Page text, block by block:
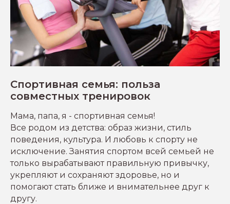
Спортивная семья: польза
совместных тренировок
Мама, папа, я - спортивная семья!
Все родом из детства: образ жизни, стиль
поведения, культура. И любовь к спорту не
исключение. Занятия спортом всей семьей не
только вырабатывают правильную привычку,
укрепляют и сохраняют здоровье, но и
помогают стать ближе и внимательнее друг к
другу.